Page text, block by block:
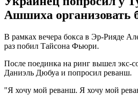
Ашшиха организовать
В рамках вечера бокса в Эр-Рияде
раз побил Тайсона Фьюри.
После поединка на ринг вышел экс-
Даниэль Дюбуа и попросил реванш.
"Я хочу мой реванш. Я хочу мой